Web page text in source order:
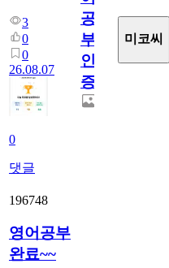
3
0
0
26.08.07
0
댓글
공
부
인
증
미코씨
196748
영어공부
완료~~